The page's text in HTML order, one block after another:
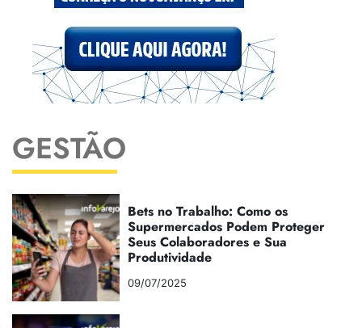
GESTÃO
Bets no Trabalho: Como os
Supermercados Podem Proteger
Seus Colaboradores e Sua
Produtividade
09/07/2025